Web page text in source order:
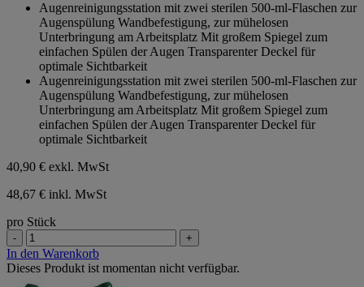
Sternen.
Augenreinigungsstation mit zwei sterilen 500-ml-Flaschen zur
Augenspülung Wandbefestigung, zur mühelosen
Unterbringung am Arbeitsplatz Mit großem Spiegel zum
einfachen Spülen der Augen Transparenter Deckel für
optimale Sichtbarkeit
Augenreinigungsstation mit zwei sterilen 500-ml-Flaschen zur
Augenspülung Wandbefestigung, zur mühelosen
Unterbringung am Arbeitsplatz Mit großem Spiegel zum
einfachen Spülen der Augen Transparenter Deckel für
optimale Sichtbarkeit
40,90 € exkl. MwSt
48,67 € inkl. MwSt
pro Stück
- +
In den Warenkorb
Dieses Produkt ist momentan nicht verfügbar.